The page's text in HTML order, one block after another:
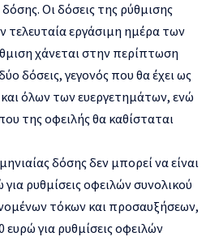
Οι δόσεις της ρύθμισης
τελευταία εργάσιμη ημέρα των
χάνεται στην περίπτωση
δόσεις, γεγονός που θα έχει ως
όλων των ευεργετημάτων, ενώ
της οφειλής θα καθίσταται
δόσης δεν μπορεί να είναι
ρυθμίσεις οφειλών συνολικού
τόκων και προσαυξήσεων,
ευρώ για ρυθμίσεις οφειλών